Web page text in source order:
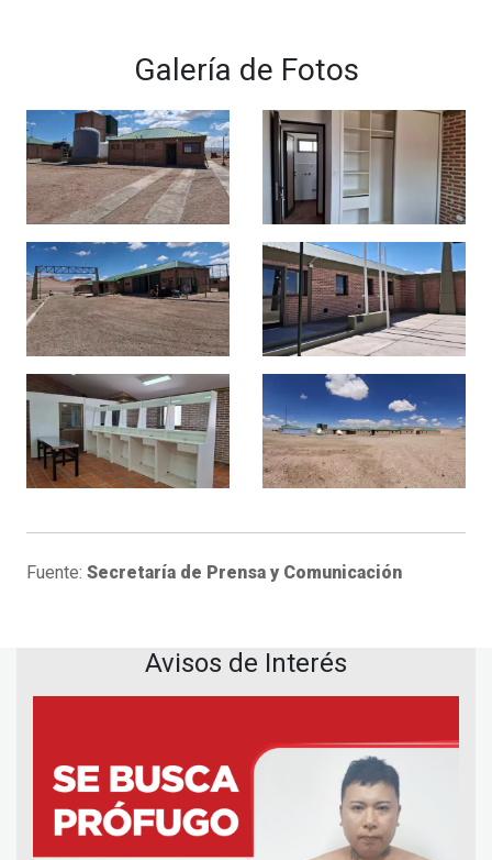
Galería de Fotos
Fuente: Secretaría de Prensa y Comunicación
Avisos de Interés